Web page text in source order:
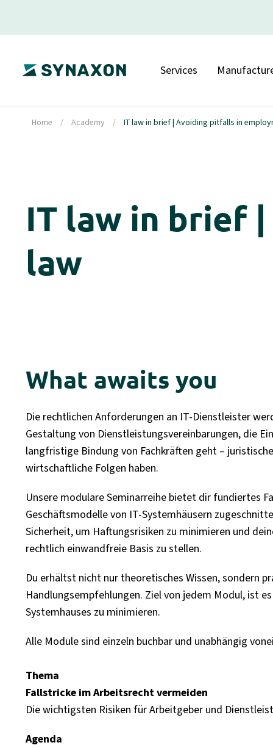
Services
Home / Academy / IT law in brief | Avoiding pitfalls in
IT law in brief
law
What awaits you
Die rechtlichen Anforderungen an IT-Dienstleister
Gestaltung von Dienstleistungsvereinbarungen, die
langfristige Bindung von Fachkräften geht –
wirtschaftliche Folgen haben.
Unsere modulare Seminarreihe bietet dir fundiertes
Geschäftsmodelle von IT-Systemhäusern
Sicherheit, um Haftungsrisiken zu minimieren und
rechtlich einwandfreie Basis zu stellen.
Du erhältst nicht nur theoretisches Wissen, sondern
Handlungsempfehlungen. Ziel von jedem Modul, ist
Systemhauses zu minimieren.
Alle Module sind einzeln buchbar und unabhängig
Thema
Fallstricke im Arbeitsrecht vermeiden
Die wichtigsten Risiken für Arbeitgeber und
Agenda